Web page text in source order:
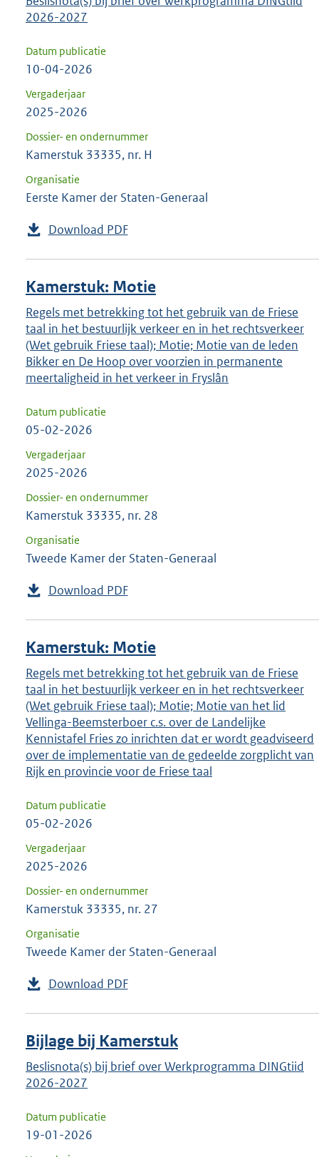
2026-2027
Datum publicatie
10-04-2026
Vergaderjaar
2025-2026
Dossier- en ondernummer
Kamerstuk 33335, nr. H
Organisatie
Eerste Kamer der Staten-Generaal
Download PDF
Kamerstuk: Motie
Regels met betrekking tot het gebruik van de Friese
taal in het bestuurlijk verkeer en in het rechtsverkeer
(Wet gebruik Friese taal); Motie; Motie van de leden
Bikker en De Hoop over voorzien in permanente
meertaligheid in het verkeer in Fryslân
Datum publicatie
05-02-2026
Vergaderjaar
2025-2026
Dossier- en ondernummer
Kamerstuk 33335, nr. 28
Organisatie
Tweede Kamer der Staten-Generaal
Download PDF
Kamerstuk: Motie
Regels met betrekking tot het gebruik van de Friese
taal in het bestuurlijk verkeer en in het rechtsverkeer
(Wet gebruik Friese taal); Motie; Motie van het lid
Vellinga-Beemsterboer c.s. over de Landelijke
Kennistafel Fries zo inrichten dat er wordt geadviseerd
over de implementatie van de gedeelde zorgplicht van
Rijk en provincie voor de Friese taal
Datum publicatie
05-02-2026
Vergaderjaar
2025-2026
Dossier- en ondernummer
Kamerstuk 33335, nr. 27
Organisatie
Tweede Kamer der Staten-Generaal
Download PDF
Bijlage bij Kamerstuk
Beslisnota(s) bij brief over Werkprogramma DINGtiid
2026-2027
Datum publicatie
19-01-2026